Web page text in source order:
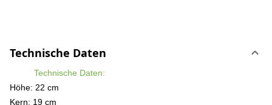
Technische Daten
Technische Daten:
Höhe: 22 cm
Kern: 19 cm